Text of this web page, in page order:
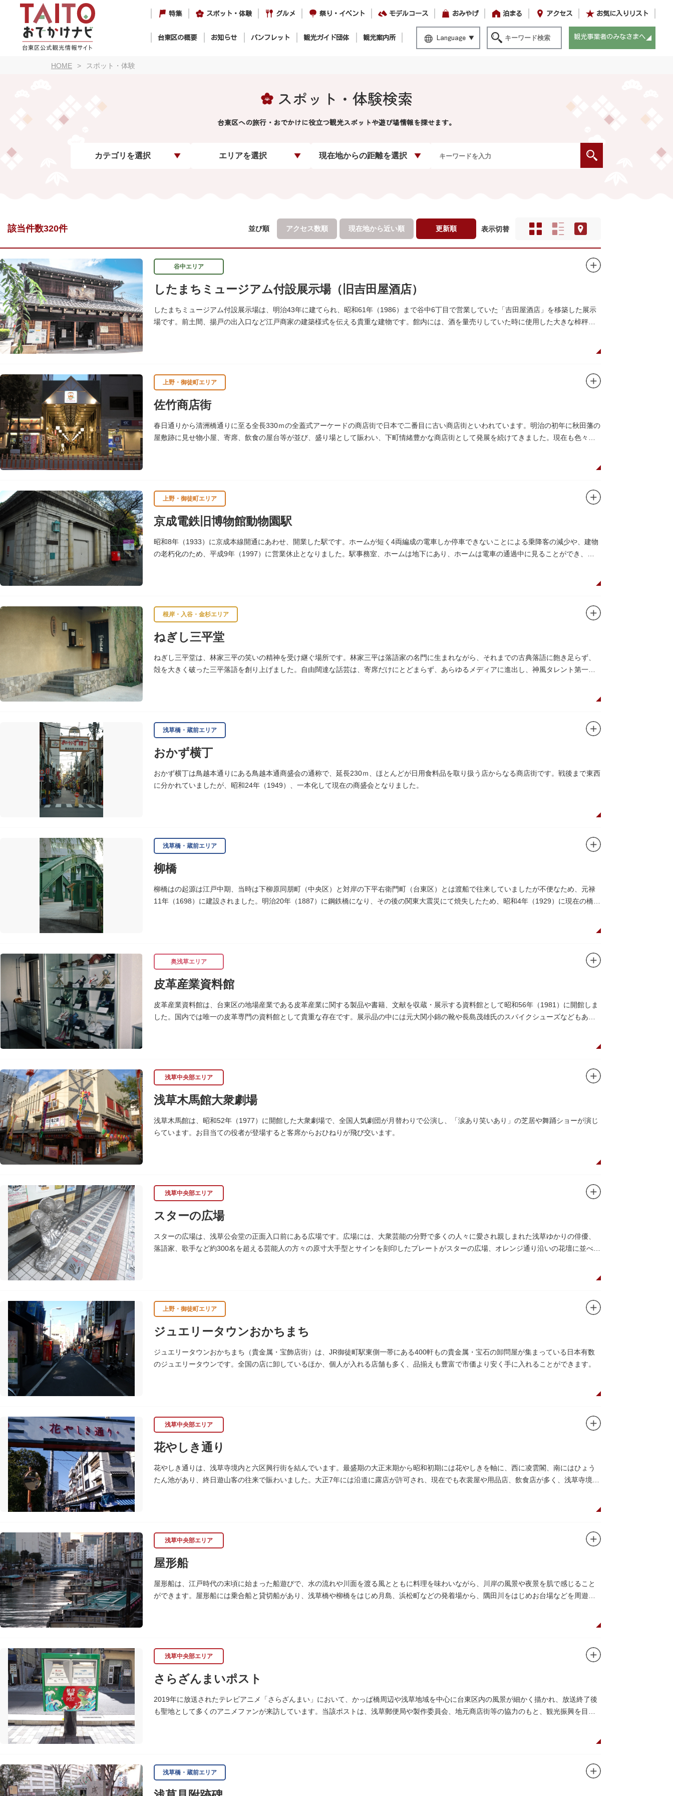
特集 スポット・体験 グルメ 祭り・イベント モデルコース おみやげ 泊まる アクセス お気に入りリスト
台東区の概要 お知らせ パンフレット 観光ガイド団体 観光案内所 Language 観光事業者のみなさまへ
HOME スポット・体験
スポット・体験検索
台東区への旅行・おでかけに役立つ観光スポットや遊び場情報を探せます。
カテゴリを選択 エリアを選択 現在地からの距離を選択
該当件数320件 並び順 アクセス数順 現在地から近い順 更新順 表示切替
谷中エリア
したまちミュージアム付設展示場（旧吉田屋酒店）
したまちミュージアム付設展示場は、明治43年に建てられ、昭和61年（1986）まで谷中6丁目で営業していた「吉田屋酒店」を移築した展示
場です。前土間、揚戸の出入口など江戸商家の建築様式を伝える貴重な建物です。館内には、酒を量売りしていた時に使用した大きな棹秤、
上野・御徒町エリア
佐竹商店街
春日通りから清洲橋通りに至る全長330ｍの全蓋式アーケードの商店街で日本で二番目に古い商店街といわれています。明治の初年に秋田藩の
屋敷跡に見せ物小屋、寄席、飲食の屋台等が並び、盛り場として賑わい、下町情緒豊かな商店街として発展を続けてきました。現在も色々な
上野・御徒町エリア
京成電鉄旧博物館動物園駅
昭和8年（1933）に京成本線開通にあわせ、開業した駅です。ホームが短く4両編成の電車しか停車できないことによる乗降客の減少や、建物
の老朽化のため、平成9年（1997）に営業休止となりました。駅事務室、ホームは地下にあり、ホームは電車の通過中に見ることができ、外
根岸・入谷・金杉エリア
ねぎし三平堂
ねぎし三平堂は、林家三平の笑いの精神を受け継ぐ場所です。林家三平は落語家の名門に生まれながら、それまでの古典落語に飽き足らず、
殻を大きく破った三平落語を創り上げました。自由闊達な話芸は、寄席だけにとどまらず、あらゆるメディアに進出し、神風タレント第一
浅草橋・蔵前エリア
おかず横丁
おかず横丁は鳥越本通りにある鳥越本通商盛会の通称で、延長230ｍ、ほとんどが日用食料品を取り扱う店からなる商店街です。戦後まで東西
に分かれていましたが、昭和24年（1949）、一本化して現在の商盛会となりました。
浅草橋・蔵前エリア
柳橋
柳橋はの起源は江戸中期、当時は下柳原同朋町（中央区）と対岸の下平右衛門町（台東区）とは渡船で往来していましたが不便なため、元禄
11年（1698）に建設されました。明治20年（1887）に鋼鉄橋になり、その後の関東大震災にて焼失したため、昭和4年（1929）に現在の橋が
奥浅草エリア
皮革産業資料館
皮革産業資料館は、台東区の地場産業である皮革産業に関する製品や書籍、文献を収蔵・展示する資料館として昭和56年（1981）に開館しま
した。国内では唯一の皮革専門の資料館として貴重な存在です。展示品の中には元大関小錦の靴や長島茂雄氏のスパイクシューズなどもあり
浅草中央部エリア
浅草木馬館大衆劇場
浅草木馬館は、昭和52年（1977）に開館した大衆劇場で、全国人気劇団が月替わりで公演し、「涙あり笑いあり」の芝居や舞踊ショーが演じ
らています。お目当ての役者が登場すると客席からおひねりが飛び交います。
浅草中央部エリア
スターの広場
スターの広場は、浅草公会堂の正面入口前にある広場です。広場には、大衆芸能の分野で多くの人々に愛され親しまれた浅草ゆかりの俳優、
落語家、歌手など約300名を超える芸能人の方々の原寸大手型とサインを刻印したプレートがスターの広場、オレンジ通り沿いの花壇に並べら
上野・御徒町エリア
ジュエリータウンおかちまち
ジュエリータウンおかちまち（貴金属・宝飾店街）は、JR御徒町駅東側一帯にある400軒もの貴金属・宝石の卸問屋が集まっている日本有数
のジュエリータウンです。全国の店に卸しているほか、個人が入れる店舗も多く、品揃えも豊富で市価より安く手に入れることができます。
浅草中央部エリア
花やしき通り
花やしき通りは、浅草寺境内と六区興行街を結んでいます。最盛期の大正末期から昭和初期には花やしきを軸に、西に凌雲閣、南にはひょう
たん池があり、終日遊山客の往来で賑わいました。大正7年には沿道に露店が許可され、現在でも衣裳屋や用品店、飲食店が多く、浅草寺境内
浅草中央部エリア
屋形船
屋形船は、江戸時代の末頃に始まった船遊びで、水の流れや川面を渡る風とともに料理を味わいながら、川岸の風景や夜景を肌で感じること
ができます。屋形船には乗合船と貸切船があり、浅草橋や柳橋をはじめ月島、浜松町などの発着場から、隅田川をはじめお台場などを周遊す
浅草中央部エリア
さらざんまいポスト
2019年に放送されたテレビアニメ「さらざんまい」において、かっぱ橋周辺や浅草地域を中心に台東区内の風景が細かく描かれ、放送終了後
も聖地として多くのアニメファンが来訪しています。当該ポストは、浅草郵便局や製作委員会、地元商店街等の協力のもと、観光振興を目的
浅草橋・蔵前エリア